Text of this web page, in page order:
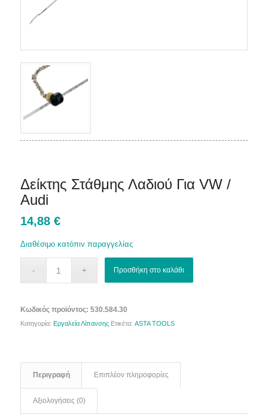
Δείκτης Στάθμης Λαδιού Για VW /
Audi
14,88 €
Διαθέσιμο κατόπιν παραγγελίας
Προσθήκη στο καλάθι
Κωδικός προϊόντος: 530.584.30
Κατηγορία: Εργαλεία Λίπανσης Ετικέτα: ASTA TOOLS
Περιγραφή Επιπλέον πληροφορίες
Αξιολογήσεις (0)